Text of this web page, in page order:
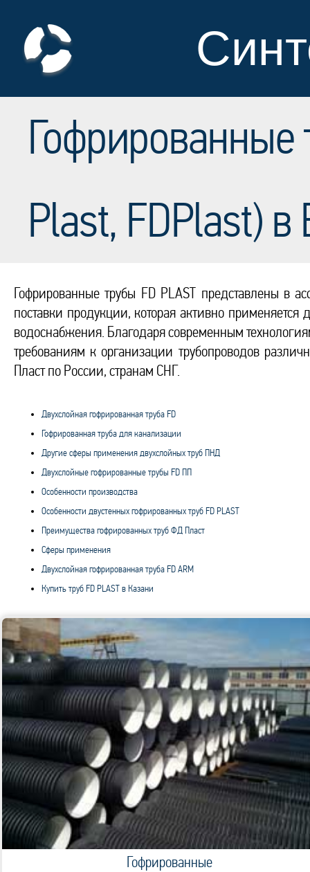
Plast, FDPlast) в
Гофрированные трубы FD PLAST представлены в
поставки продукции, которая активно
водоснабжения. Благодаря современным
требованиям к организации трубопроводов
Пласт по России, странам СНГ.
Двухслойная гофрированная труба FD
Гофрированная труба для канализации
Другие сферы применения двухслойных труб ПНД
Двухслойные гофрированные трубы FD ПП
Особенности производства
Особенности двустенных гофрированных труб FD PLAST
Преимущества гофрированных труб ФД Пласт
Сферы применения
Двухслойная гофрированная труба FD ARM
Купить труб FD PLAST в Казани
Гофрированные